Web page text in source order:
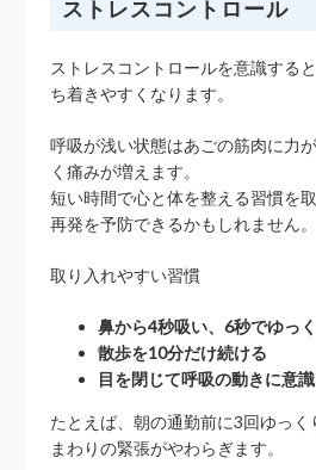
ストレスコントロール
ストレスコントロールを意識する
ち着きやすくなります。
呼吸が浅い状態はあごの筋肉に力
く痛みが増えます。
短い時間で心と体を整える習慣を
再発を予防できるかもしれません。
取り入れやすい習慣
鼻から4秒吸い、6秒でゆっ
散歩を10分だけ続ける
目を閉じて呼吸の動きに意
たとえば、朝の通勤前に3回ゆっ
まわりの緊張がやわらぎます。